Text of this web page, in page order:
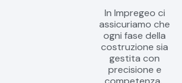
In Impregeo ci
assicuriamo che
ogni fase della
costruzione sia
gestita con
precisione e